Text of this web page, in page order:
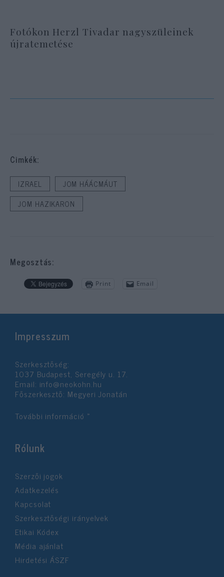
Fotókon Herzl Tivadar nagyszüleinek
újratemetése
Cimkék:
IZRAEL
JOM HÁÁCMÁUT
JOM HAZIKARON
Megosztás:
Print Email
Impresszum
Szerkesztőség:
1037 Budapest, Seregély u. 17.
Email: info@neokohn.hu
Főszerkesztő: Megyeri Jonatán
További információ »
Rólunk
Szerzői jogok
Adatkezelés
Kapcsolat
Szerkesztőségi irányelvek
Etikai Kódex
Média ajánlat
Hirdetési ÁSZF